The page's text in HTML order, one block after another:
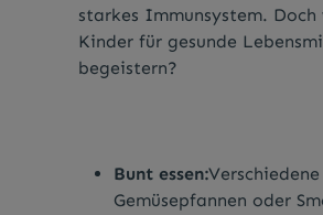
starkes Immunsystem.
Kinder für gesunde
begeistern?
Bunt essen:
Gemüsepfannen oder